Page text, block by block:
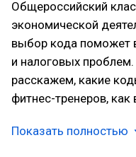
Общероссийский
экономической
выбор кода поможет
и налоговых
расскажем, какие
фитнес-тренеров,
Показать полностью